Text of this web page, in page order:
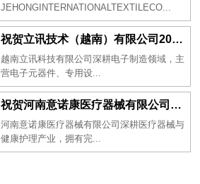
JEHONGINTERNATIONALTEXTILECO...
祝贺立讯技术（越南）有限公司2026年一次性成功通过RBA-VAP审核获得金牌评级！
越南立讯科技有限公司深耕电子制造领域，主
营电子元器件、专用设...
祝贺河南意诺康医疗器械有限公司2026年一次性成功通过GMP认证
河南意诺康医疗器械有限公司深耕医疗器械与
健康护理产业，拥有完...